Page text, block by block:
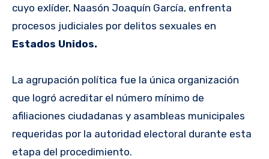
cuyo exlíder, Naasón Joaquín García, enfrenta
procesos judiciales por delitos sexuales en
Estados Unidos.
La agrupación política fue la única organización
que logró acreditar el número mínimo de
afiliaciones ciudadanas y asambleas municipales
requeridas por la autoridad electoral durante esta
etapa del procedimiento.